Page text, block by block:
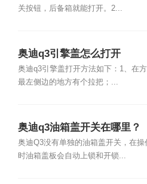
关按钮，后备箱就能打开。2...
奥迪q3引擎盖怎么打开
奥迪q3引擎盖打开方法如下：1、在
最左侧边的地方有个拉把；...
奥迪q3油箱盖开关在哪里？
奥迪Q3没有单独的油箱盖开关，在操
时油箱盖板会自动上锁和开锁...